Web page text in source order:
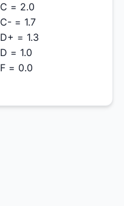
C = 2.0
C- = 1.7
D+ = 1.3
D = 1.0
F = 0.0